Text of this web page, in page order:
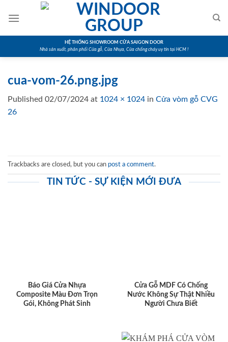
HỆ THỐNG SHOWROOM CỬA SAIGON DOOR
Nhà sản xuất, phân phối Cửa gỗ, Cửa Nhựa, Cửa chống cháy uy tín tại HCM !
cua-vom-26.png.jpg
Published 02/07/2024 at 1024 × 1024 in Cửa vòm gỗ CVG
26
Trackbacks are closed, but you can post a comment.
TIN TỨC - SỰ KIỆN MỚI ĐƯA
Báo Giá Cửa Nhựa
Composite Màu Đơn Trọn
Gói, Không Phát Sinh
Cửa Gỗ MDF Có Chống
Nước Không Sự Thật Nhiều
Người Chưa Biết